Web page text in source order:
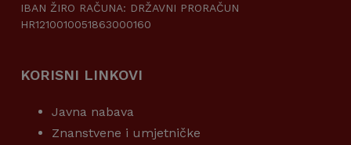
IBAN ŽIRO RAČUNA: DRŽAVNI PRORAČUN
HR1210010051863000160
KORISNI LINKOVI
Javna nabava
Znanstvene i umjetničke